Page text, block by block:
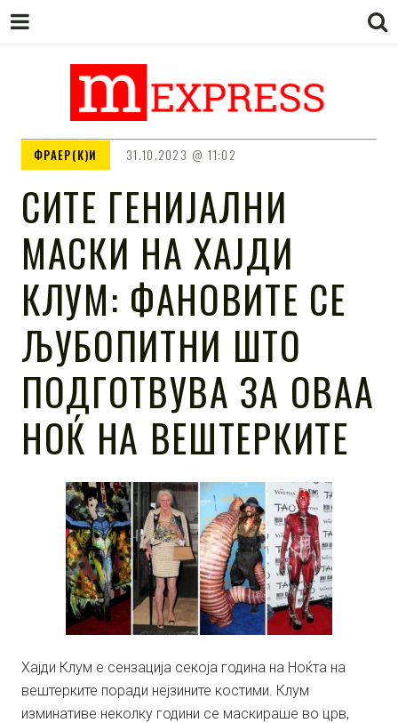
M EXPRESS
ФРАЕР(К)И 31.10.2023 11:02
СИТЕ ГЕНИЈАЛНИ
МАСКИ НА ХАЈДИ
КЛУМ: ФАНОВИТЕ СЕ
ЉУБОПИТНИ ШТО
ПОДГОТВУВА ЗА ОВАА
НОЌ НА ВЕШТЕРКИТЕ
Хајди Клум е сензација секоја година на Ноќта на
вештерките поради нејзините костими. Клум
изминативе неколку години се маскираше во црв,